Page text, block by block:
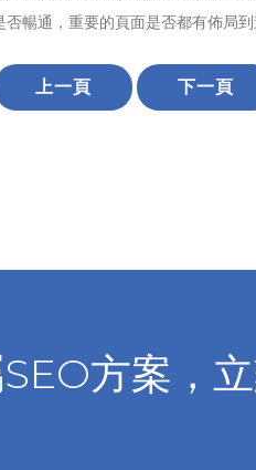
暢通，重要的頁面是否都有佈局
上一頁 下一頁
方案，